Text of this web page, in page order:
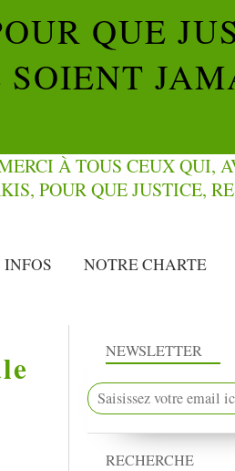
QUE
SOIENT
INFOS NOTRE CHARTE
NEWSLETTER
RECHERCHE